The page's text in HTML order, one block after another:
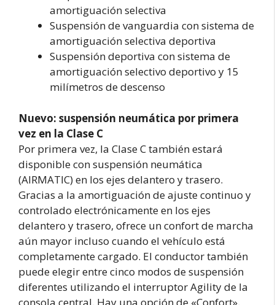
amortiguación selectiva
Suspensión de vanguardia con sistema de
amortiguación selectiva deportiva
Suspensión deportiva con sistema de
amortiguación selectivo deportivo y 15
milímetros de descenso
Nuevo: suspensión neumática por primera
vez en la Clase C
Por primera vez, la Clase C también estará
disponible con suspensión neumática
(AIRMATIC) en los ejes delantero y trasero.
Gracias a la amortiguación de ajuste continuo y
controlado electrónicamente en los ejes
delantero y trasero, ofrece un confort de marcha
aún mayor incluso cuando el vehículo está
completamente cargado. El conductor también
puede elegir entre cinco modos de suspensión
diferentes utilizando el interruptor Agility de la
consola central. Hay una opción de «Confort»,